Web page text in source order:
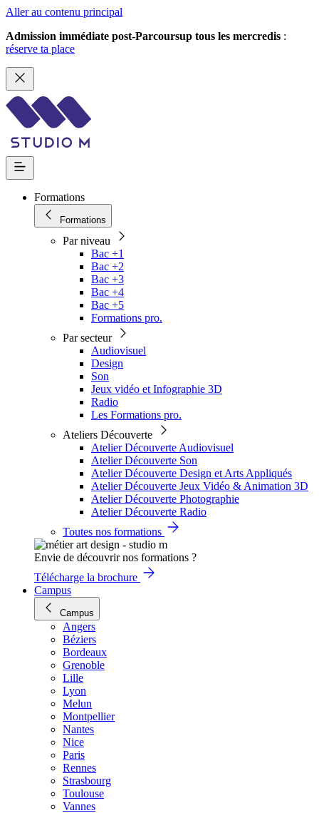
Aller au contenu principal
Admission immédiate post-Parcoursup tous les mercredis :
réserve ta place
Formations
Formations
Par niveau
Bac +1
Bac +2
Bac +3
Bac +4
Bac +5
Formations pro.
Par secteur
Audiovisuel
Design
Son
Jeux vidéo et Infographie 3D
Radio
Les Formations pro.
Ateliers Découverte
Atelier Découverte Audiovisuel
Atelier Découverte Son
Atelier Découverte Design et Arts Appliqués
Atelier Découverte Jeux Vidéo & Animation 3D
Atelier Découverte Photographie
Atelier Découverte Radio
Toutes nos formations
Envie de découvrir nos formations ?
Télécharge la brochure
Campus
Campus
Angers
Béziers
Bordeaux
Grenoble
Lille
Lyon
Melun
Montpellier
Nantes
Nice
Paris
Rennes
Strasbourg
Toulouse
Vannes